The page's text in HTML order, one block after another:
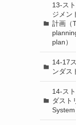
13-ス
ジメン
計画（
plan）
14-17
ンダス
14-ス
ダスト
System